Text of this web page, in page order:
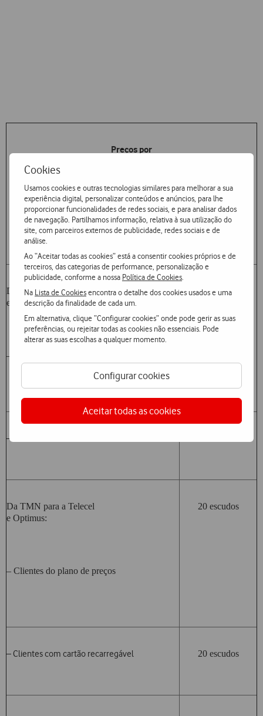
Cookies
Usamos cookies e outras tecnologias similares para melhorar a sua
experiência digital, personalizar conteúdos e anúncios, para lhe
proporcionar funcionalidades de redes sociais, e para analisar dados
de navegação. Partilhamos informação, relativa à sua utilização do
site, com parceiros externos de publicidade, redes sociais e de
análise.
Ao “Aceitar todas as cookies” está a consentir cookies próprios e de
terceiros, das categorias de performance, personalização e
publicidade, conforme a nossa Política de Cookies
Na Lista de Cookiesencontra o detalhe dos cookies usados e uma
descrição da finalidade de cada um.
Em alternativa, clique “Configurar cookies” onde pode gerir as suas
preferências, ou rejeitar todas as cookies não essenciais. Pode
alterar as suas escolhas a qualquer momento.
Configurar cookies
Aceitar todas as cookies
Preços por
a partir do Território Nacional
(IVA incluído)
Da Telecel para a TMN
e Optimus:
– Clientes dos planos regulares
20 escudos
– Clientes Vitamina
Da TMN para a Telecel
e Optimus:
– Clientes do plano de preços
20 escudos
– Clientes com cartão recarregável 20 escudos